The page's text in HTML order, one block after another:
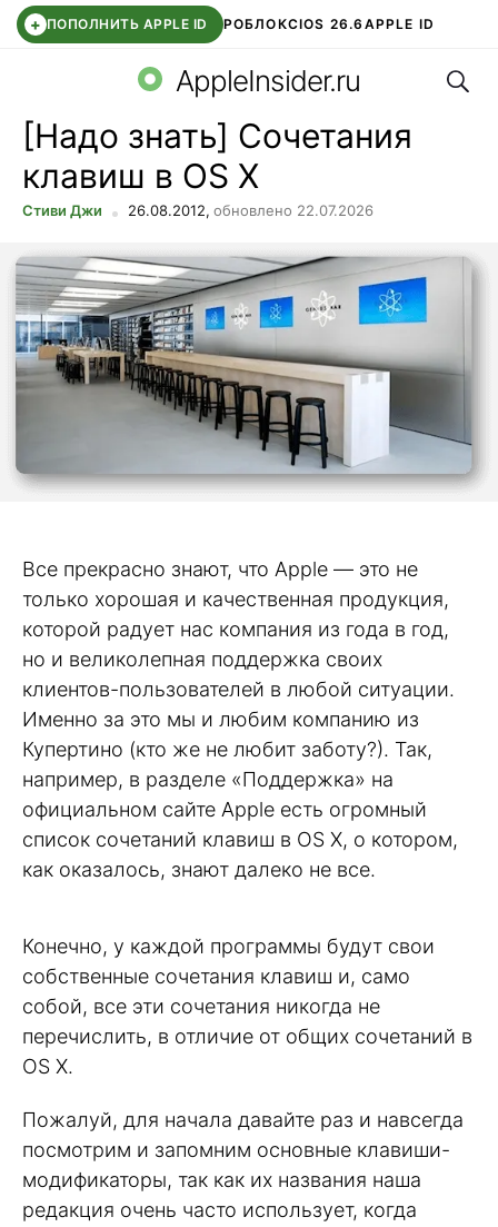
+ ПОПОЛНИТЬ APPLE ID РОБЛОКСIOS 26.6 APPLE ID
WHATSAPP DDE STOREAPP STOREOZON БАНК
AppleInsider.ru
[Надо знать] Сочетания
клавиш в OS X
Стиви Джи 26.08.2012, обновлено 22.07.2026
Все прекрасно знают, что Apple — это не
только хорошая и качественная продукция,
которой радует нас компания из года в год,
но и великолепная поддержка своих
клиентов-пользователей в любой ситуации.
Именно за это мы и любим компанию из
Купертино (кто же не любит заботу?). Так,
например, в разделе «Поддержка» на
официальном сайте Apple есть огромный
список сочетаний клавиш в OS X, о котором,
как оказалось, знают далеко не все.
Конечно, у каждой программы будут свои
собственные сочетания клавиш и, само
собой, все эти сочетания никогда не
перечислить, в отличие от общих сочетаний в
OS X.
Пожалуй, для начала давайте раз и навсегда
посмотрим и запомним основные клавиши-
модификаторы, так как их названия наша
редакция очень часто использует, когда